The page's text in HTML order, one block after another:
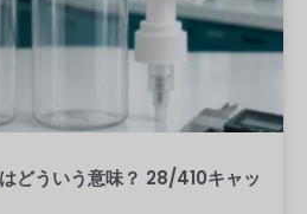
トルにかかる応力、キャップの材
、結果は異なる可能性がありま
どういう意味？ 28/410キャッ